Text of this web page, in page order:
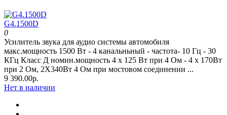
G4.1500D
0
Усилитель звука для аудио системы автомобиля
макс.мощность 1500 Вт - 4 канальньный - частота- 10 Гц - 30
КГц Класс Д номин.мощность 4 x 125 Вт при 4 Oм - 4 x 170Вт
при 2 Oм, 2Х340Вт 4 Ом при мостовом соединении ...
9 390.00р.
Нет в наличии